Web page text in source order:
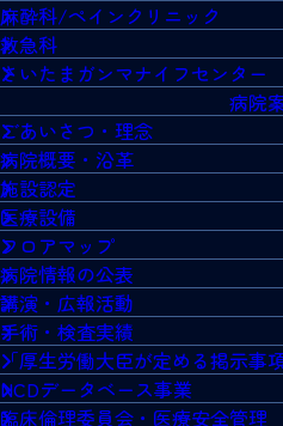
麻酔科/ペインクリニック
救急科
さいたまガンマナイフセンター
病院
ごあいさつ・理念
病院概要・沿革
施設認定
医療設備
フロアマップ
病院情報の公表
講演・広報活動
手術・検査実績
「厚生労働大臣が定める掲示事
NCDデータベース事業
臨床倫理委員会・医療安全管理